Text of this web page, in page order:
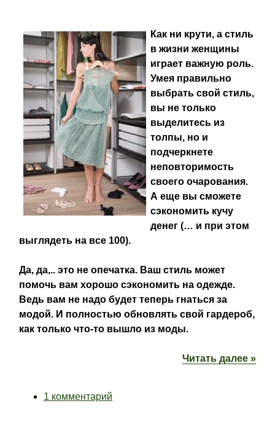
Как ни крути, а стиль
в жизни женщины
играет важную роль.
Умея правильно
выбрать свой стиль,
вы не только
выделитесь из
толпы, но и
подчеркнете
неповторимость
своего очарования.
А еще вы сможете
сэкономить кучу
денег (… и при этом
выглядеть на все 100).
Да, да,.. это не опечатка. Ваш стиль может
помочь вам хорошо сэкономить на одежде.
Ведь вам не надо будет теперь гнаться за
модой. И полностью обновлять свой гардероб,
как только что-то вышло из моды.
Читать далее »
1 комментарий